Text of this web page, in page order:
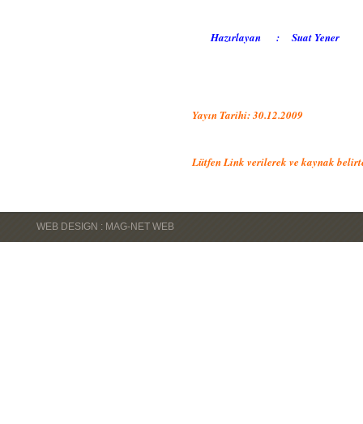
Hazırlayan : Suat Yener
Yayın Tarihi: 30.12.2009
Lütfen Link verilerek ve kaynak
WEB DESIGN : MAG-NET WEB